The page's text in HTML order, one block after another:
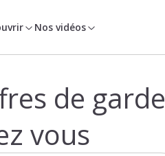
Nos vidéos
de garde
vous